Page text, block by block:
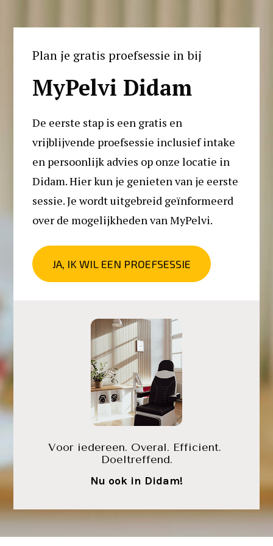
Plan je gratis proefsessie in bij
MyPelvi Didam
De eerste stap is een gratis en
vrijblijvende proefsessie inclusief intake
en persoonlijk advies op onze locatie in
Didam. Hier kun je genieten van je eerste
sessie. Je wordt uitgebreid geïnformeerd
over de mogelijkheden van MyPelvi.
JA, IK WIL EEN PROEFSESSIE
Voor iedereen. Overal. Efficient.
Doeltreffend.
Nu ook in Didam!